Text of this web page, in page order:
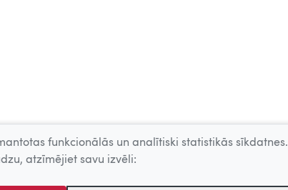
funkcionālās un analītiski statistikās sīkdatnes.
atzīmējiet savu izvēli: